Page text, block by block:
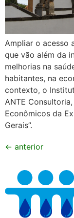
Ampliar o acesso
que vão além da
melhorias na
habitantes, na
contexto, o
ANTE
Econômicos da
Gerais”.
← anterior